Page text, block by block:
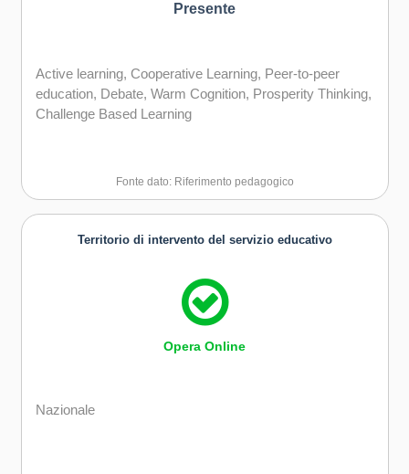
Presente
Active learning, Cooperative Learning, Peer-to-peer
education, Debate, Warm Cognition, Prosperity Thinking,
Challenge Based Learning
Fonte dato: Riferimento pedagogico
Territorio di intervento del servizio educativo
Opera Online
Nazionale